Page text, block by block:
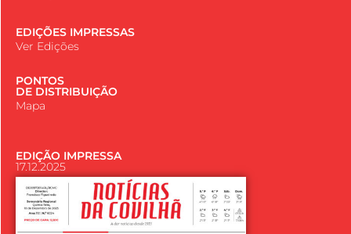
EDIÇÕES IMPRESSAS
Ver Edições
PONTOS
DE DISTRIBUIÇÃO
Mapa
EDIÇÃO IMPRESSA
17.12.2025